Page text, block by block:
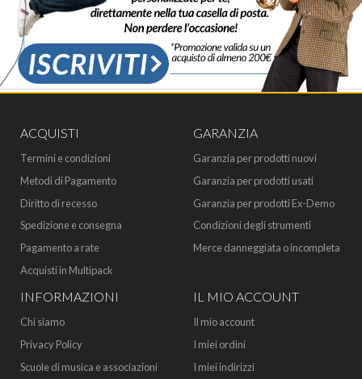
ACQUISTI
Termini e condizioni
Metodi di Pagamento
Diritto di recesso
Spedizione e consegna
Pagamento a rate
Acquisti in Multipack
GARANZIA
Garanzia per prodotti nuovi
Garanzia per prodotti usati
Garanzia per prodotti Ex-Demo
Condizioni degli strumenti
Merce danneggiata o incompleta
INFORMAZIONI
Chi siamo
Privacy Policy
Scuole di musica e associazioni
IL MIO ACCOUNT
Il mio account
I miei ordini
I miei indirizzi